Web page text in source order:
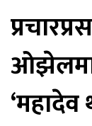
ओझेलमा
‘महादेव